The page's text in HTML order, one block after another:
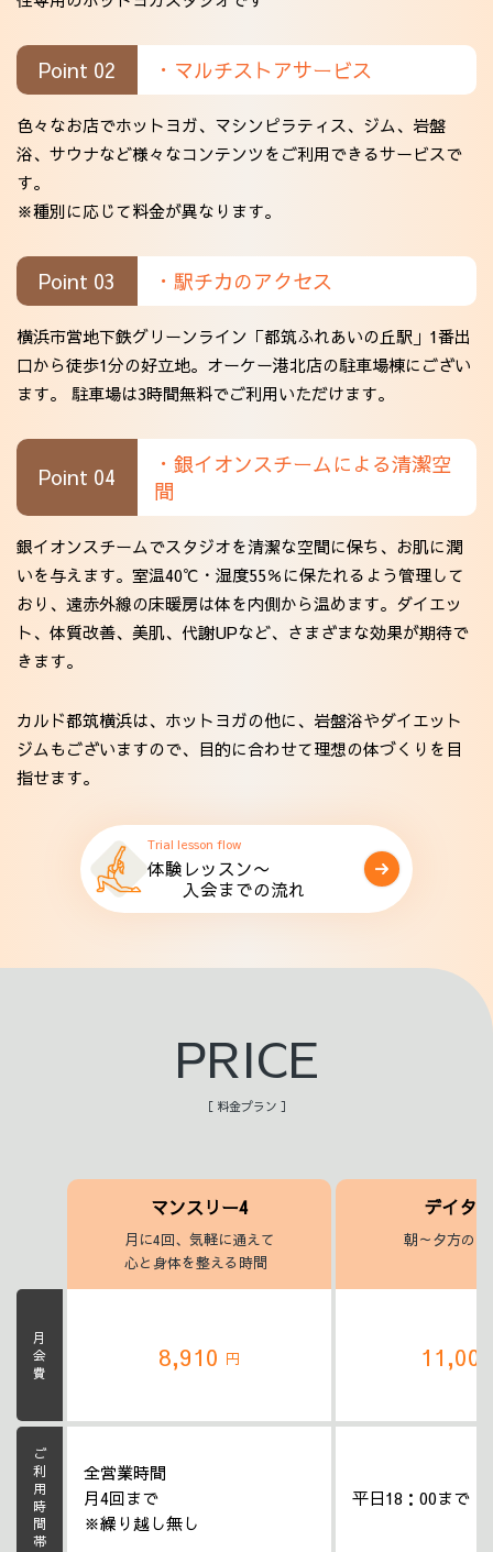
Point 02 ・マルチストアサービス
色々なお店でホットヨガ、マシンピラティス、ジム、岩盤
浴、サウナなど様々なコンテンツをご利用できるサービスで
す。
※種別に応じて料金が異なります。
Point 03 ・駅チカのアクセス
横浜市営地下鉄グリーンライン「都筑ふれあいの丘駅」1番出
口から徒歩1分の好立地。オーケー港北店の駐車場棟にござい
ます。 駐車場は3時間無料でご利用いただけます。
Point 04
・銀イオンスチームによる清潔空
間
銀イオンスチームでスタジオを清潔な空間に保ち、お肌に潤
いを与えます。室温40℃・湿度55％に保たれるよう管理して
おり、遠赤外線の床暖房は体を内側から温めます。ダイエッ
ト、体質改善、美肌、代謝UPなど、さまざまな効果が期待で
きます。
カルド都筑横浜は、ホットヨガの他に、岩盤浴やダイエット
ジムもございますので、目的に合わせて理想の体づくりを目
指せます。
Trial lesson flow
体験レッスン〜
入会までの流れ
PRICE
［ 料金プラン ］
マンスリー4
月に4回、気軽に通えて
心と身体を整える時間
デイタ
朝～夕方の
月会費 8,910 円
ご利用時間帯
全営業時間
月4回まで
※繰り越し無し
平日18：00まで